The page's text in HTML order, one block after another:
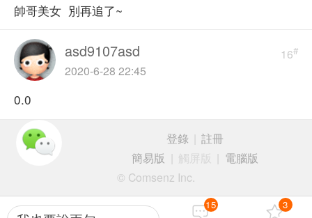
帥哥美女 別再追了~
16#
asd9107asd
2020-6-28 22:45
0.0
15 3
登錄
註冊
簡易版
觸屏版
電腦版
© Comsenz Inc.